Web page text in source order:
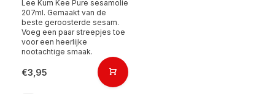
Lee Kum Kee Pure sesamolie
207ml. Gemaakt van de
beste geroosterde sesam.
Voeg een paar streepjes toe
voor een heerlijke
nootachtige smaak.
€3,95